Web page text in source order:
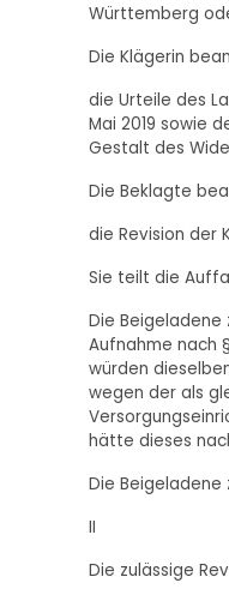
Württemberg
Die Klägerin
die Urteile des
Mai 2019 sowie
Gestalt des
Die Beklagte
die Revision der
Sie teilt die
Die Beigeladene
Aufnahme nach
würden
wegen der als
hätte dieses
Die
II
Die zulässige